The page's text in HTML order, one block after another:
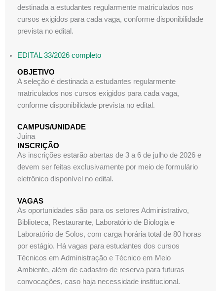
destinada a estudantes regularmente matriculados nos
cursos exigidos para cada vaga, conforme disponibilidade
prevista no edital.
EDITAL 33/2026 completo
OBJETIVO
A seleção é destinada a estudantes regularmente
matriculados nos cursos exigidos para cada vaga,
conforme disponibilidade prevista no edital.
CAMPUS/UNIDADE
Juína
INSCRIÇÃO
As inscrições estarão abertas de 3 a 6 de julho de 2026 e
devem ser feitas exclusivamente por meio de formulário
eletrônico disponível no edital.
VAGAS
As oportunidades são para os setores Administrativo,
Biblioteca, Restaurante, Laboratório de Biologia e
Laboratório de Solos, com carga horária total de 80 horas
por estágio. Há vagas para estudantes dos cursos
Técnicos em Administração e Técnico em Meio
Ambiente, além de cadastro de reserva para futuras
convocações, caso haja necessidade institucional.